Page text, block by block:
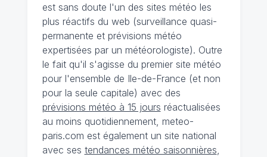
est sans doute l'un des sites météo les
plus réactifs du web (surveillance quasi-
permanente et prévisions météo
expertisées par un météorologiste). Outre
le fait qu'il s'agisse du premier site météo
pour l'ensemble de Ile-de-France (et non
pour la seule capitale) avec des
prévisions météo à 15 jours réactualisées
au moins quotidiennement, meteo-
paris.com est également un site national
avec ses tendances météo saisonnières